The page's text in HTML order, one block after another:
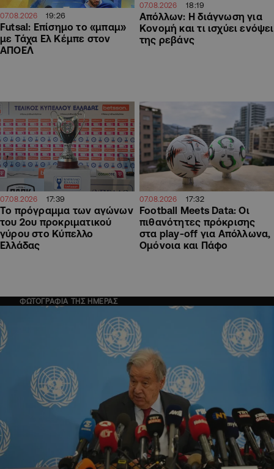
07.08.2026 19:26
Futsal: Επίσημο το «μπαμ»
με Τάχα Ελ Κέμπε στον
ΑΠΟΕΛ
07.08.2026 18:19
Απόλλων: Η διάγνωση για
Κονομή και τι ισχύει ενόψει
της ρεβάνς
07.08.2026 17:39
Το πρόγραμμα των αγώνων
του 2ου προκριματικού
γύρου στο Κύπελλο
Ελλάδας
07.08.2026 17:32
Football Meets Data: Οι
πιθανότητες πρόκρισης
στα play-off για Απόλλωνα,
Ομόνοια και Πάφο
ΦΩΤΟΓΡΑΦΙΑ ΤΗΣ ΗΜΕΡΑΣ